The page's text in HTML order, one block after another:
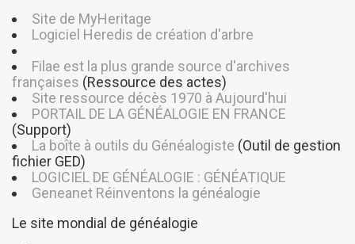
Site de MyHeritage
Logiciel Heredis de création d'arbre
Filae est la plus grande source d'archives
françaises (Ressource des actes)
Site ressource décès 1970 à Aujourd'hui
PORTAIL DE LA GÉNÉALOGIE EN FRANCE
(Support)
La boîte à outils du Généalogiste (Outil de gestion
fichier GED)
LOGICIEL DE GÉNÉALOGIE : GÉNÉATIQUE
Geneanet Réinventons la généalogie
Le site mondial de généalogie